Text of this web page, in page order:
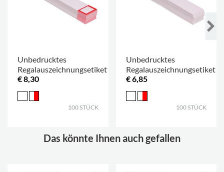
Unbedrucktes
Regalauszeichnungsetikett
€ 8,30
100 STÜCK
Unbedrucktes
Regalauszeichnungsetikett
€ 6,85
100 STÜCK
Das könnte Ihnen auch gefallen